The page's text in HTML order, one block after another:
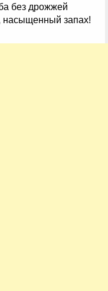
без дрожжей
насыщенный запах!